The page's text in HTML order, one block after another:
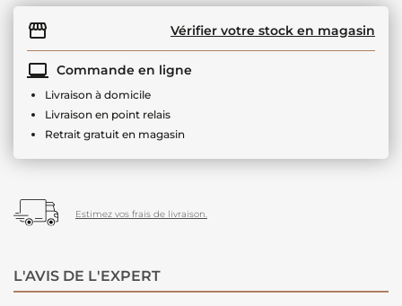
Vérifier votre stock en magasin
Commande en ligne
Livraison à domicile
Livraison en point relais
Retrait gratuit en magasin
Estimez vos frais de livraison.
L'AVIS DE L'EXPERT